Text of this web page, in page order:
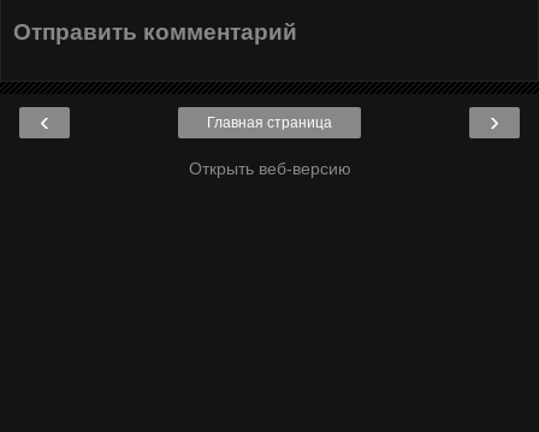
Отправить комментарий
‹ ›
Главная страница
Открыть веб-версию